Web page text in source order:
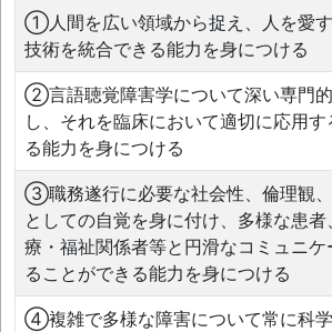
①人間を広い領域から捉え、人を愛
技術を統合できる能力を身につける
②言語聴覚障害学について深い専門
し、それを臨床において適切に応用す
る能力を身につける
③職務遂行に必要な社会性、倫理観
としての自覚を身に付け、多様な患
療・福祉関係者等と円滑なコミュニケ
ることができる能力を身につける
④複雑で多様な障害について常に科